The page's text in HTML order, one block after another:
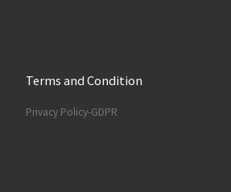
Terms and Condition
Privacy Policy-GDPR